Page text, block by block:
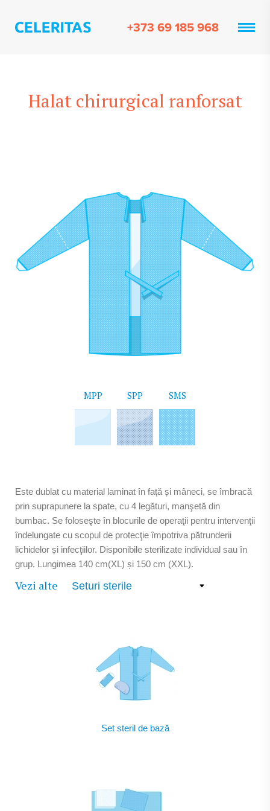
+373 69 185 968
Halat chirurgical ranforsat
MPP SPP SMS
Este dublat cu material laminat în față și mâneci, se îmbracă
prin suprapunere la spate, cu 4 legături, manşetă din
bumbac. Se foloseşte în blocurile de operaţii pentru intervenţii
îndelungate cu scopul de protecţie împotriva pătrunderii
lichidelor și infecţiilor. Disponibile sterilizate individual sau în
grup. Lungimea 140 cm(XL) și 150 cm (XXL).
Vezi alte
Set steril de bază